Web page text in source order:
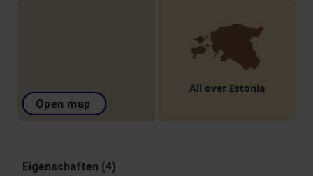
Open map
All over Estonia
Eigenschaften (4)